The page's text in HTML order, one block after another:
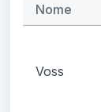
Nome
Voss